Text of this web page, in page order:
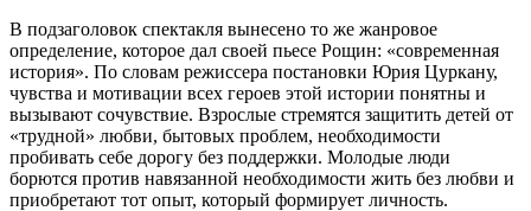
В подзаголовок спектакля вынесено то же жанровое
определение, которое дал своей пьесе Рощин: «современная
история». По словам режиссера постановки Юрия Цуркану,
чувства и мотивации всех героев этой истории понятны и
вызывают сочувствие. Взрослые стремятся защитить детей от
«трудной» любви, бытовых проблем, необходимости
пробивать себе дорогу без поддержки. Молодые люди
борются против навязанной необходимости жить без любви и
приобретают тот опыт, который формирует личность.